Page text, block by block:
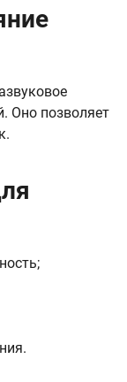
Оно позволяет